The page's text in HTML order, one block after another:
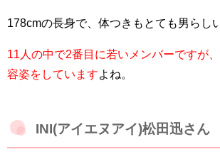
178cmの長身で、体つきもとても男らし
11人の中で2番目に若いメンバーですが
容姿をしていますよね。
INI(アイエヌアイ)松田迅さん